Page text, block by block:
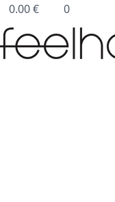
0.00€ 0